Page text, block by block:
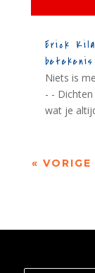
Erick
betekenis
Niets is
- -
wat je
« VORIGE